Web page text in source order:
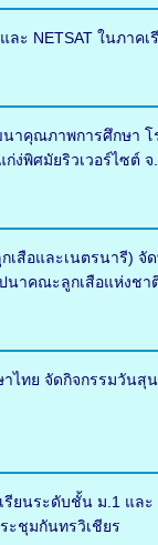
ละ NETSAT ในภาคเ
าคุณภาพการศึกษา โ
ง่พิศมัยริวเวอร์ไซต์
เสือและเนตรนารี)
นาคณะลูกเสือแห่งชา
าไทย จัดกิจกรรมวัน
รียนระดับชั้น ม.1 แล
ะชุมกันทรวิเชียร